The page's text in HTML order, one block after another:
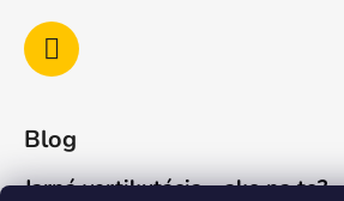
Blog
Jarná vertikutácia - ako na to?